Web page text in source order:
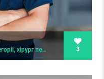
3
Лікар-акушер-гінеколог першої категорії, хірург першої категорії